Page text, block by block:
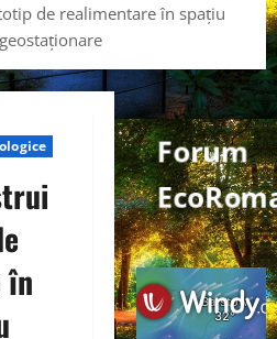
de realimentare în spațiu
în
Forum